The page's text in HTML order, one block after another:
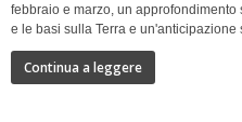
febbraio e marzo, un
e le basi sulla Terra e
Continua a leggere